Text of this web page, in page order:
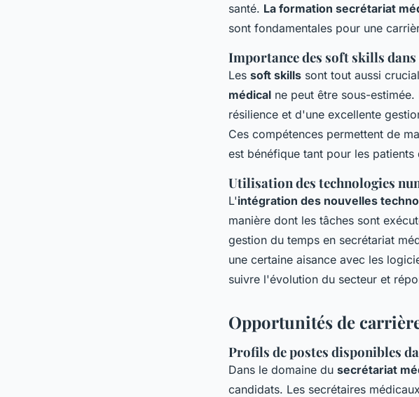
santé. La formation secrétariat
sont fondamentales pour une
Importance des soft skills
Les soft skills sont tout aussi
médical ne peut être sous-
résilience et d'une excellente
Ces compétences permettent de
est bénéfique tant pour les
Utilisation des technologies
L'intégration des nouvelles
manière dont les tâches sont
gestion du temps en secrétariat
une certaine aisance avec les
suivre l'évolution du secteur et
Opportunités de
Profils de postes disponibles
Dans le domaine du secrétariat
candidats. Les secrétaires